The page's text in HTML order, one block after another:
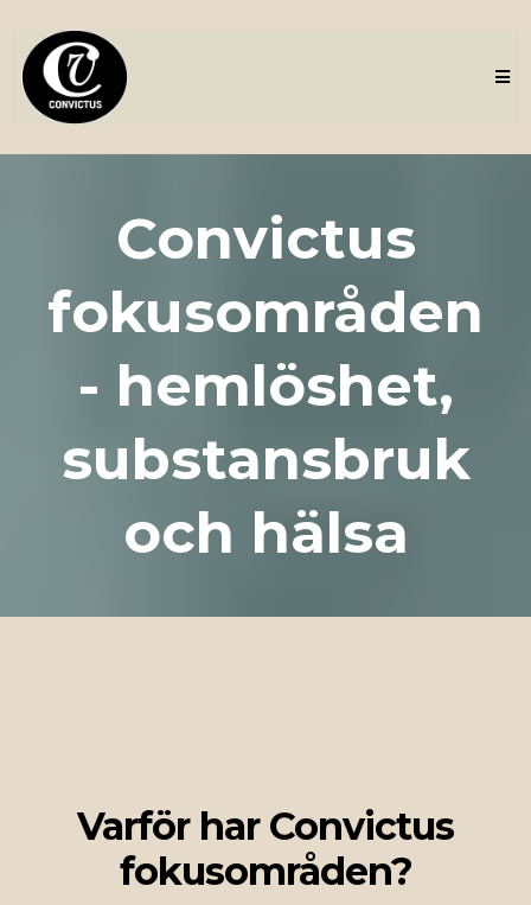
Convictus
fokusområden
- hemlöshet,
substansbruk
och hälsa
Varför har Convictus
fokusområden?